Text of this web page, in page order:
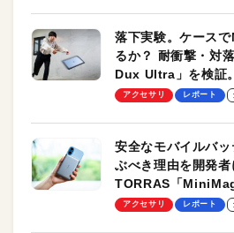
落下実験。ケース
るか？ 耐衝撃・対
Dux Ultra」を検証
のモバイルユース
アクセサリ レポート
安全なモバイルバ
ぶべき理由を開発者
TORRAS「
ーも
アクセサリ レポート